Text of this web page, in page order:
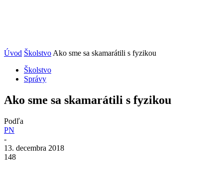
Úvod Školstvo Ako sme sa skamarátili s fyzikou
Školstvo
Správy
Ako sme sa skamarátili s fyzikou
Podľa
PN
-
13. decembra 2018
148